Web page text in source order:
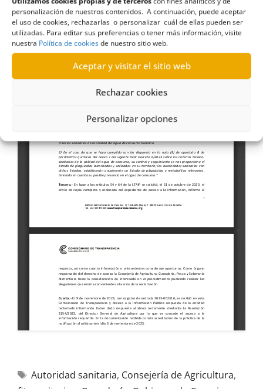
personalización de nuestros contenidos. A continuación, puede aceptar
el uso de cookies, rechazarlas o personalizar cuál de ellas pueden ser
utilizadas. Para editar sus preferencias o tener más información, visite
nuestra Política de cookiesde nuestro sitio web.
Aceptar y visitar el sitio web
Rechazar cookies
Personalizar opciones
Autoridad sanitaria, Consejería de Agricultura,